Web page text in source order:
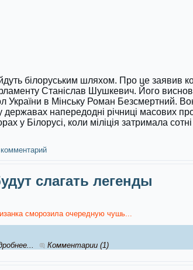
йдуть білоруським шляхом. Про це заявив
Станіслав Шушкевич. Його
України в Мінську Роман Безсмертний.
напередодні річниці масових
у Білорусі, коли міліція затримала сотні
слагать легенды
сморозила очередную чушь...
Комментарии (1)